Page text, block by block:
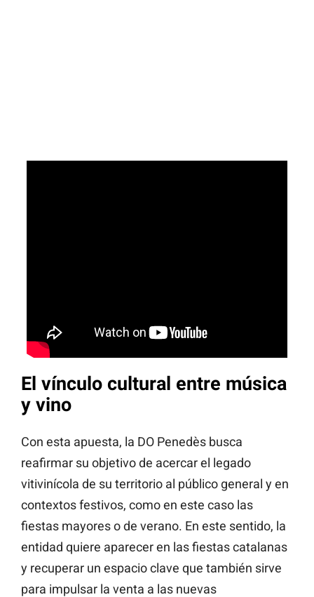
El vínculo cultural entre música
y vino
Con esta apuesta, la DO Penedès busca
reafirmar su objetivo de acercar el legado
vitivinícola de su territorio al público general y en
contextos festivos, como en este caso las
fiestas mayores o de verano. En este sentido, la
entidad quiere aparecer en las fiestas catalanas
y recuperar un espacio clave que también sirve
para impulsar la venta a las nuevas